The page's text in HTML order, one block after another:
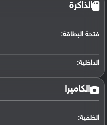
الذاكرة
فتحة البطاقة:
الداخلية:
الكاميرا
الخلفية: